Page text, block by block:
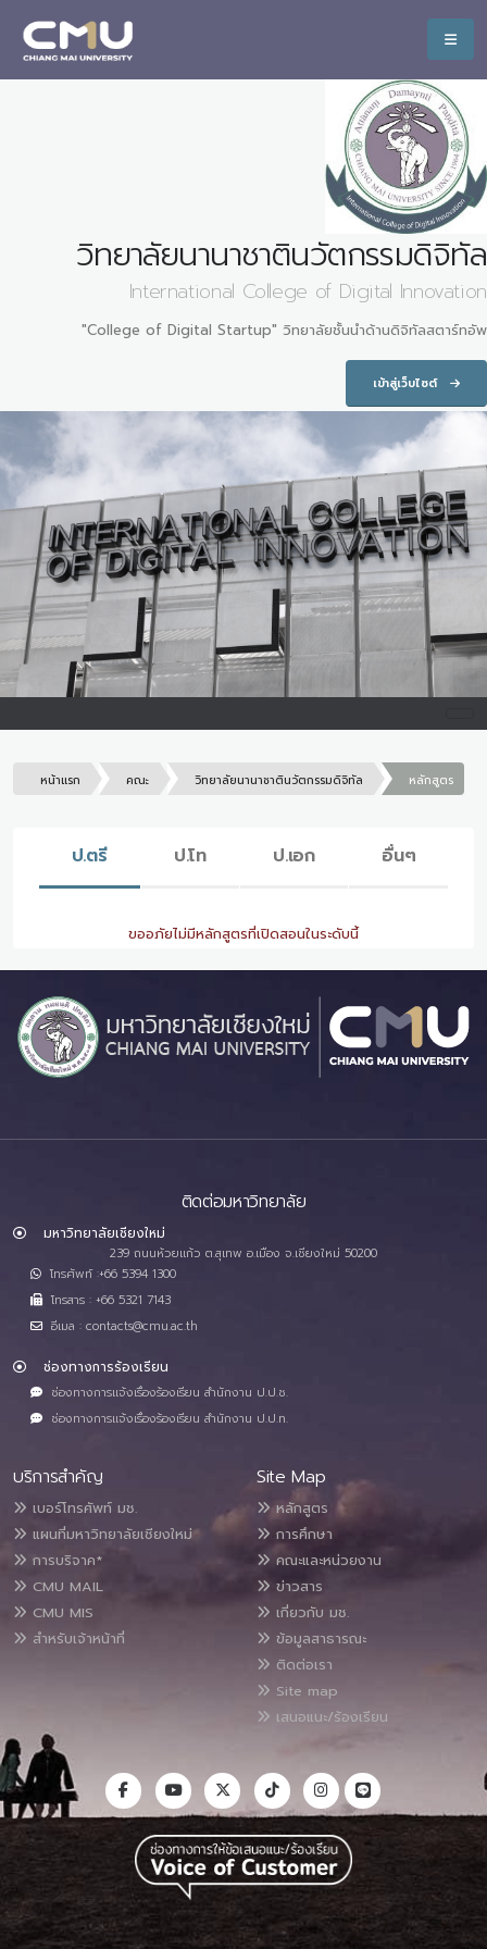
วิทยาลัยนานาชาตินวัตกรรมดิจิทัล
International College of Digital Innovation
"College of Digital Startup" วิทยาลัยชั้นนำด้านดิจิทัลสตาร์ทอัพ
เข้าสู่เว็บไซต์
หน้าแรก คณะ วิทยาลัยนานาชาตินวัตกรรมดิจิทัล หลักสูตร
ป.ตรี ป.โท ป.เอก อื่นๆ
ขออภัยไม่มีหลักสูตรที่เปิดสอนในระดับนี้
ติดต่อมหาวิทยาลัย
มหาวิทยาลัยเชียงใหม่
239 ถนนห้วยแก้ว ต.สุเทพ อ.เมือง จ.เชียงใหม่ 50200
โทรศัพท์ :+66 5394 1300
โทรสาร : +66 5321 7143
อีเมล : contacts@cmu.ac.th
ช่องทางการร้องเรียน
ช่องทางการแจ้งเรื่องร้องเรียน สำนักงาน ป.ป.ช.
ช่องทางการแจ้งเรื่องร้องเรียน สำนักงาน ป.ป.ท.
บริการสำคัญ
เบอร์โทรศัพท์ มช.
แผนที่มหาวิทยาลัยเชียงใหม่
การบริจาค*
CMU MAIL
CMU MIS
สำหรับเจ้าหน้าที่
Site Map
หลักสูตร
การศึกษา
คณะและหน่วยงาน
ข่าวสาร
เกี่ยวกับ มช.
ข้อมูลสาธารณะ
ติดต่อเรา
Site map
เสนอแนะ/ร้องเรียน